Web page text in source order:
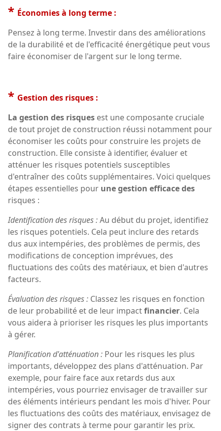
* Économies à long terme :
Pensez à long terme. Investir dans des améliorations
de la durabilité et de l'efficacité énergétique peut vous
faire économiser de l'argent sur le long terme.
* Gestion des risques :
La gestion des risques est une composante cruciale
de tout projet de construction réussi notamment pour
économiser les coûts pour construire les projets de
construction. Elle consiste à identifier, évaluer et
atténuer les risques potentiels susceptibles
d'entraîner des coûts supplémentaires. Voici quelques
étapes essentielles pour une gestion efficace des
risques :
Identification des risques :Au début du projet, identifiez
les risques potentiels. Cela peut inclure des retards
dus aux intempéries, des problèmes de permis, des
modifications de conception imprévues, des
fluctuations des coûts des matériaux, et bien d'autres
facteurs.
Évaluation des risques : Classez les risques en fonction
de leur probabilité et de leur impactfinancier. Cela
vous aidera à prioriser les risques les plus importants
à gérer.
Planification d'atténuation : Pour les risques les plus
importants, développez des plans d'atténuation. Par
exemple, pour faire face aux retards dus aux
intempéries, vous pourriez envisager de travailler sur
des éléments intérieurs pendant les mois d'hiver. Pour
les fluctuations des coûts des matériaux, envisagez de
signer des contrats à terme pour garantir les prix.